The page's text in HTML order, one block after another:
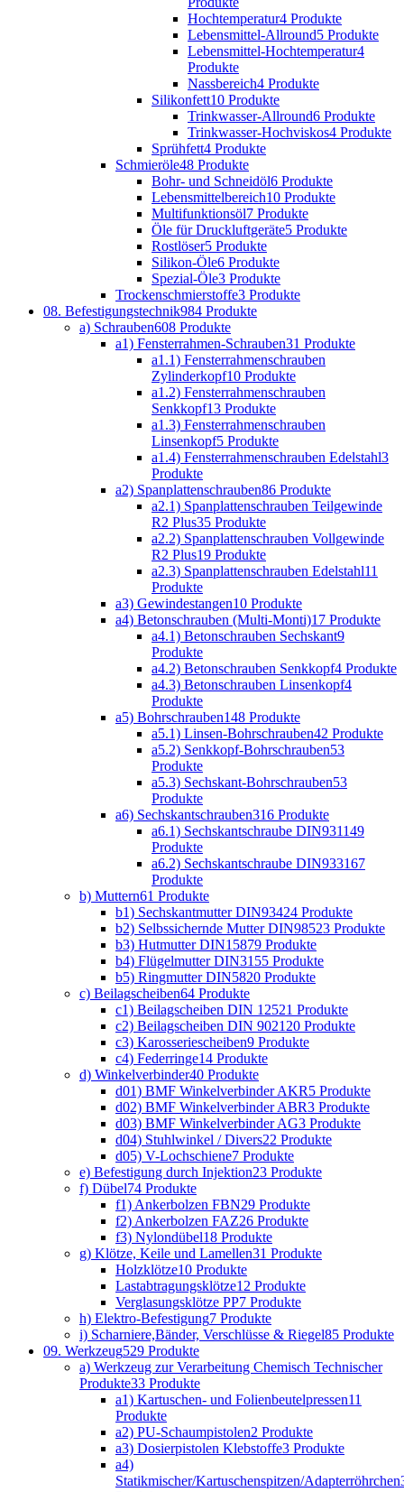
Hochtemperatur4 Produkte
Lebensmittel-Allround5 Produkte
Lebensmittel-Hochtemperatur4
Produkte
Nassbereich4 Produkte
Silikonfett10 Produkte
Trinkwasser-Allround6 Produkte
Trinkwasser-Hochviskos4 Produkte
Sprühfett4 Produkte
Schmieröle48 Produkte
Bohr- und Schneidöl6 Produkte
Lebensmittelbereich10 Produkte
Multifunktionsöl7 Produkte
Öle für Druckluftgeräte5 Produkte
Rostlöser5 Produkte
Silikon-Öle6 Produkte
Spezial-Öle3 Produkte
Trockenschmierstoffe3 Produkte
08. Befestigungstechnik984 Produkte
a) Schrauben608 Produkte
a1) Fensterrahmen-Schrauben31 Produkte
a1.1) Fensterrahmenschrauben
Zylinderkopf10 Produkte
a1.2) Fensterrahmenschrauben
Senkkopf13 Produkte
a1.3) Fensterrahmenschrauben
Linsenkopf5 Produkte
a1.4) Fensterrahmenschrauben Edelstahl3
Produkte
a2) Spanplattenschrauben86 Produkte
a2.1) Spanplattenschrauben Teilgewinde
R2 Plus35 Produkte
a2.2) Spanplattenschrauben Vollgewinde
R2 Plus19 Produkte
a2.3) Spanplattenschrauben Edelstahl11
Produkte
a3) Gewindestangen10 Produkte
a4) Betonschrauben (Multi-Monti)17 Produkte
a4.1) Betonschrauben Sechskant9
Produkte
a4.2) Betonschrauben Senkkopf4 Produkte
a4.3) Betonschrauben Linsenkopf4
Produkte
a5) Bohrschrauben148 Produkte
a5.1) Linsen-Bohrschrauben42 Produkte
a5.2) Senkkopf-Bohrschrauben53
Produkte
a5.3) Sechskant-Bohrschrauben53
Produkte
a6) Sechskantschrauben316 Produkte
a6.1) Sechskantschraube DIN931149
Produkte
a6.2) Sechskantschraube DIN933167
Produkte
b) Muttern61 Produkte
b1) Sechskantmutter DIN93424 Produkte
b2) Selbssichernde Mutter DIN98523 Produkte
b3) Hutmutter DIN15879 Produkte
b4) Flügelmutter DIN3155 Produkte
b5) Ringmutter DIN5820 Produkte
c) Beilagscheiben64 Produkte
c1) Beilagscheiben DIN 12521 Produkte
c2) Beilagscheiben DIN 9021 20 Produkte
c3) Karosseriescheiben9 Produkte
c4) Federringe14 Produkte
d) Winkelverbinder40 Produkte
d01) BMF Winkelverbinder AKR5 Produkte
d02) BMF Winkelverbinder ABR3 Produkte
d03) BMF Winkelverbinder AG3 Produkte
d04) Stuhlwinkel / Divers22 Produkte
d05) V-Lochschiene7 Produkte
e) Befestigung durch Injektion23 Produkte
f) Dübel74 Produkte
f1) Ankerbolzen FBN29 Produkte
f2) Ankerbolzen FAZ26 Produkte
f3) Nylondübel18 Produkte
g) Klötze, Keile und Lamellen31 Produkte
Holzklötze10 Produkte
Lastabtragungsklötze12 Produkte
Verglasungsklötze PP7 Produkte
h) Elektro-Befestigung7 Produkte
i) Scharniere,Bänder, Verschlüsse & Riegel85 Produkte
09. Werkzeug529 Produkte
a) Werkzeug zur Verarbeitung Chemisch Technischer
Produkte33 Produkte
a1) Kartuschen- und Folienbeutelpressen11
Produkte
a2) PU-Schaumpistolen2 Produkte
a3) Dosierpistolen Klebstoffe3 Produkte
a4)
Statikmischer/Kartuschenspitzen/Adapterröhrchen